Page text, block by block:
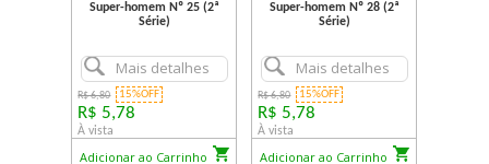
Super-homem Nº 25 (2ª
Série)
Mais detalhes
R$ 6,80 15%OFF
R$ 5,78
À vista
Adicionar ao Carrinho
Super-homem Nº 28 (2ª
Série)
Mais detalhes
R$ 6,80 15%OFF
R$ 5,78
À vista
Adicionar ao Carrinho